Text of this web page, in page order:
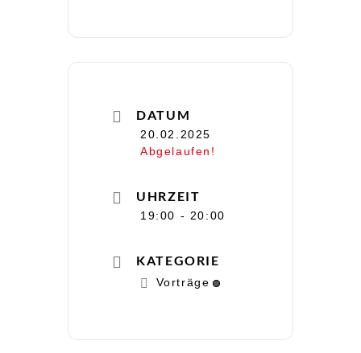
DATUM
20.02.2025
Abgelaufen!
UHRZEIT
19:00 - 20:00
KATEGORIE
Vorträge